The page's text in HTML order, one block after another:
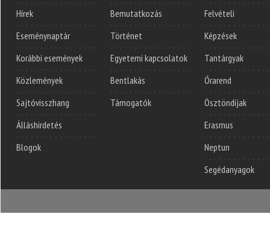
Hírek
Eseménynaptár
Korábbi események
Közlemények
Sajtóvisszhang
Álláshirdetés
Blogok
Bemutatkozás
Történet
Egyetemi kapcsolatok
Bentlakás
Támogatók
Felvételi
Képzések
Tantárgyak
Órarend
Ösztöndíjak
Erasmus
Neptun
Segédanyagok